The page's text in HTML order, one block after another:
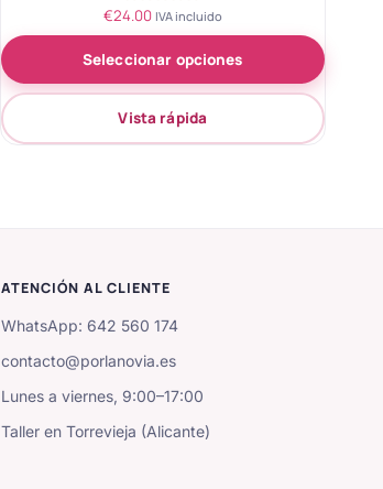
Valorado
de 5
€24.00 IVA incluido
Seleccionar opciones
Vista rápida
ATENCIÓN AL CLIENTE
WhatsApp: 642 560 174
contacto@porlanovia.es
Lunes a viernes, 9:00–17:00
Taller en Torrevieja (Alicante)